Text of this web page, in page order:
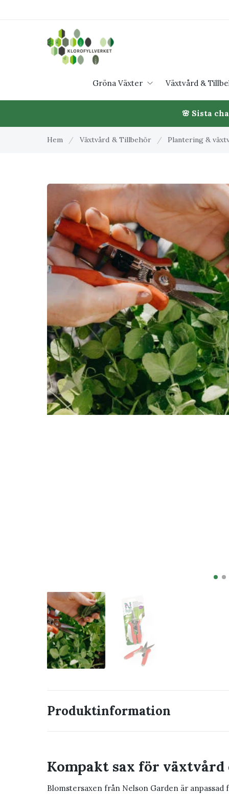
Gröna Växter Växtvård &
🌸 Sista
Hem / Växtvård & Tillbehör / Plantering &
Produktinformation
Kompakt sax för
Blomstersaxen från Nelson Garden är